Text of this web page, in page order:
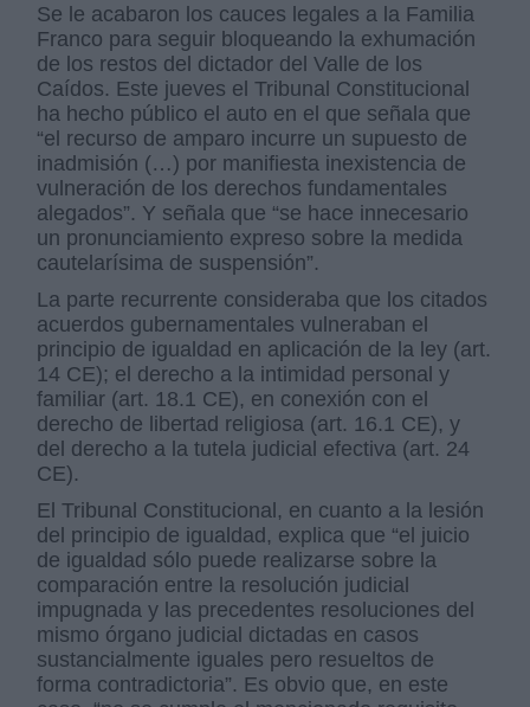
Se le acabaron los cauces legales a la Familia
Franco para seguir bloqueando la exhumación
de los restos del dictador del Valle de los
Caídos. Este jueves el Tribunal Constitucional
ha hecho público el auto en el que señala que
“el recurso de amparo incurre un supuesto de
inadmisión (…) por manifiesta inexistencia de
vulneración de los derechos fundamentales
alegados”. Y señala que “se hace innecesario
un pronunciamiento expreso sobre la medida
cautelarísima de suspensión”.
La parte recurrente consideraba que los citados
acuerdos gubernamentales vulneraban el
principio de igualdad en aplicación de la ley (art.
14 CE); el derecho a la intimidad personal y
familiar (art. 18.1 CE), en conexión con el
derecho de libertad religiosa (art. 16.1 CE), y
del derecho a la tutela judicial efectiva (art. 24
CE).
El Tribunal Constitucional, en cuanto a la lesión
del principio de igualdad, explica que “el juicio
de igualdad sólo puede realizarse sobre la
comparación entre la resolución judicial
impugnada y las precedentes resoluciones del
mismo órgano judicial dictadas en casos
sustancialmente iguales pero resueltos de
forma contradictoria”. Es obvio que, en este